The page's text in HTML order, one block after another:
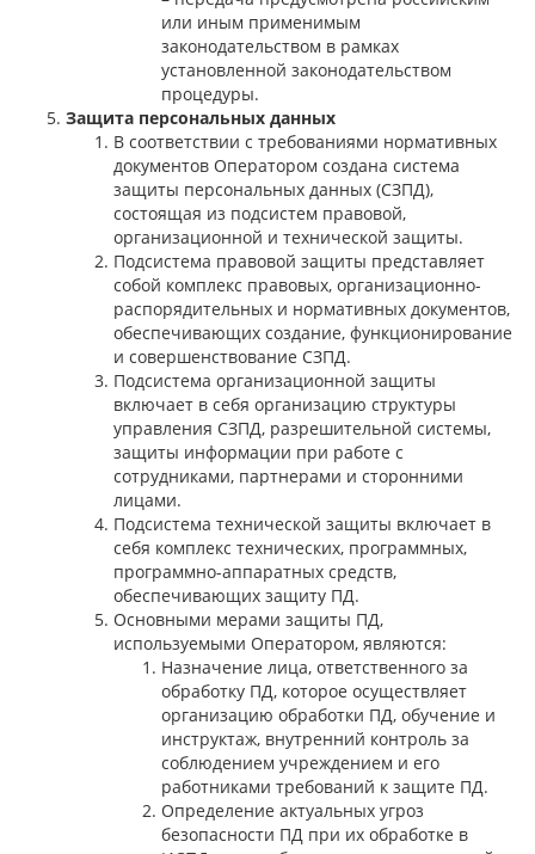
или иным применимым
законодательством в рамках
установленной законодательством
процедуры.
Защита персональных данных
В соответствии с требованиями нормативных
документов Оператором создана система
защиты персональных данных (СЗПД),
состоящая из подсистем правовой,
организационной и технической защиты.
Подсистема правовой защиты представляет
собой комплекс правовых, организационно-
распорядительных и нормативных документов,
обеспечивающих создание, функционирование
и совершенствование СЗПД.
Подсистема организационной защиты
включает в себя организацию структуры
управления СЗПД, разрешительной системы,
защиты информации при работе с
сотрудниками, партнерами и сторонними
лицами.
Подсистема технической защиты включает в
себя комплекс технических, программных,
программно-аппаратных средств,
обеспечивающих защиту ПД.
Основными мерами защиты ПД,
используемыми Оператором, являются:
Назначение лица, ответственного за
обработку ПД, которое осуществляет
организацию обработки ПД, обучение и
инструктаж, внутренний контроль за
соблюдением учреждением и его
работниками требований к защите ПД.
Определение актуальных угроз
безопасности ПД при их обработке в